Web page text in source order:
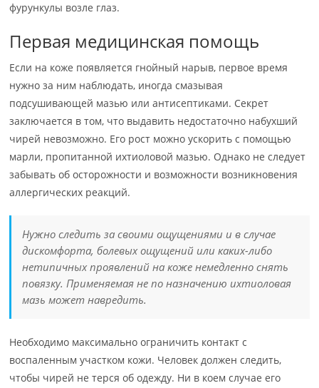
фурункулы возле глаз.
Первая медицинская помощь
Если на коже появляется гнойный нарыв, первое время
нужно за ним наблюдать, иногда смазывая
подсушивающей мазью или антисептиками. Секрет
заключается в том, что выдавить недостаточно набухший
чирей невозможно. Его рост можно ускорить с помощью
марли, пропитанной ихтиоловой мазью. Однако не следует
забывать об осторожности и возможности возникновения
аллергических реакций.
Нужно следить за своими ощущениями и в случае
дискомфорта, болевых ощущений или каких-либо
нетипичных проявлений на коже немедленно снять
повязку. Применяемая не по назначению ихтиоловая
мазь может навредить.
Необходимо максимально ограничить контакт с
воспаленным участком кожи. Человек должен следить,
чтобы чирей не терся об одежду. Ни в коем случае его